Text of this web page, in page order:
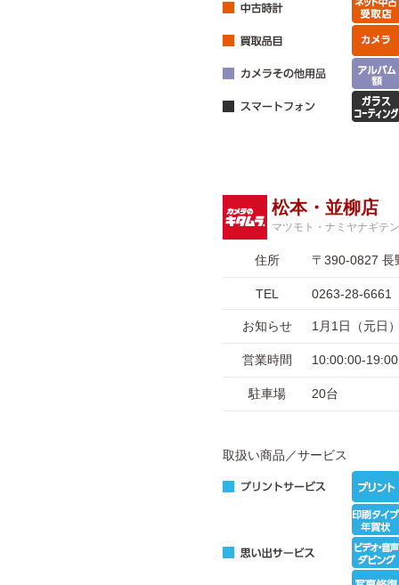
松本・並柳店
マツモト・ナミヤナギテン
住所 〒390-0827 長
TEL 0263-28-6661
お知らせ 1月1日（元日
営業時間 10:00:00-
駐車場 20台
取扱い商品／サービス